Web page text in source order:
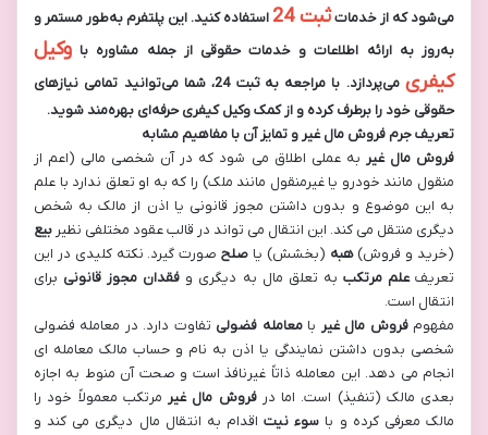
می‌شود که از خدماتثبت 24
استفاده کنید. این پلتفرم به‌طور مستمر و
به‌روز به ارائه اطلاعات و خدمات حقوقی از جمله مشاوره با وکیل
کیفری
می‌پردازد. با مراجعه به ثبت 24، شما می‌توانید تمامی نیازهای
حقوقی خود را برطرف کرده و از کمک وکیل کیفری حرفه‌ای بهره‌مند شوید.
تعریف جرم فروش مال غیر و تمایز آن با مفاهیم مشابه
فروش مال غیر به عملی اطلاق می شود که در آن شخصی مالی (اعم از
منقول مانند خودرو یا غیرمنقول مانند ملک) را که به او تعلق ندارد با علم
به این موضوع و بدون داشتن مجوز قانونی یا اذن از مالک به شخص
دیگری منتقل می کند. این انتقال می تواند در قالب عقود مختلفی نظیر بیع
(خرید و فروش)هبه (بخشش) یا صلح صورت گیرد. نکته کلیدی در این
تعریفعلم مرتکب به تعلق مال به دیگری و فقدان مجوز قانونی برای
انتقال است.
مفهومفروش مال غیر بامعامله فضولی تفاوت دارد. در معامله فضولی
شخصی بدون داشتن نمایندگی یا اذن به نام و حساب مالک معامله ای
انجام می دهد. این معامله ذاتاً غیرنافذ است و صحت آن منوط به اجازه
بعدی مالک (تنفیذ) است. اما درفروش مال غیر مرتکب معمولاً خود را
مالک معرفی کرده و با سوء نیتاقدام به انتقال مال دیگری می کند و